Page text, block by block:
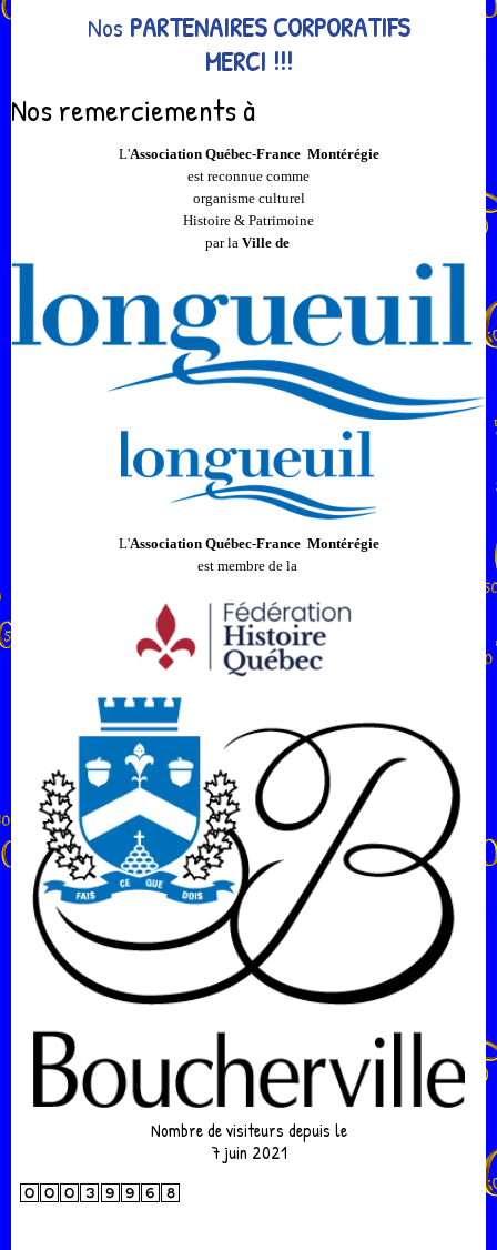
Nos PARTENAIRES CORPORATIFS
MERCI !!!
Nos remerciements à
L'Association Québec-France Montérégie
est reconnue comme
organisme culturel
Histoire & Patrimoine
par la Ville de
L'Association Québec-France Montérégie
est membre de la
Nombre de visiteurs depuis le
7 juin 2021